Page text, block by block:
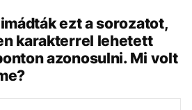
ezt a sorozatot,
karakterrel lehetett
azonosulni. Mi volt